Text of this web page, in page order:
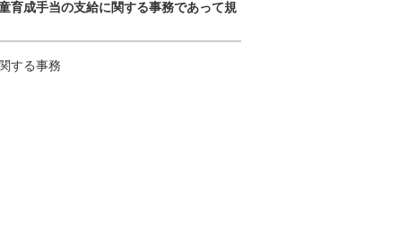
育成手当の支給に関する事務であって規
する事務